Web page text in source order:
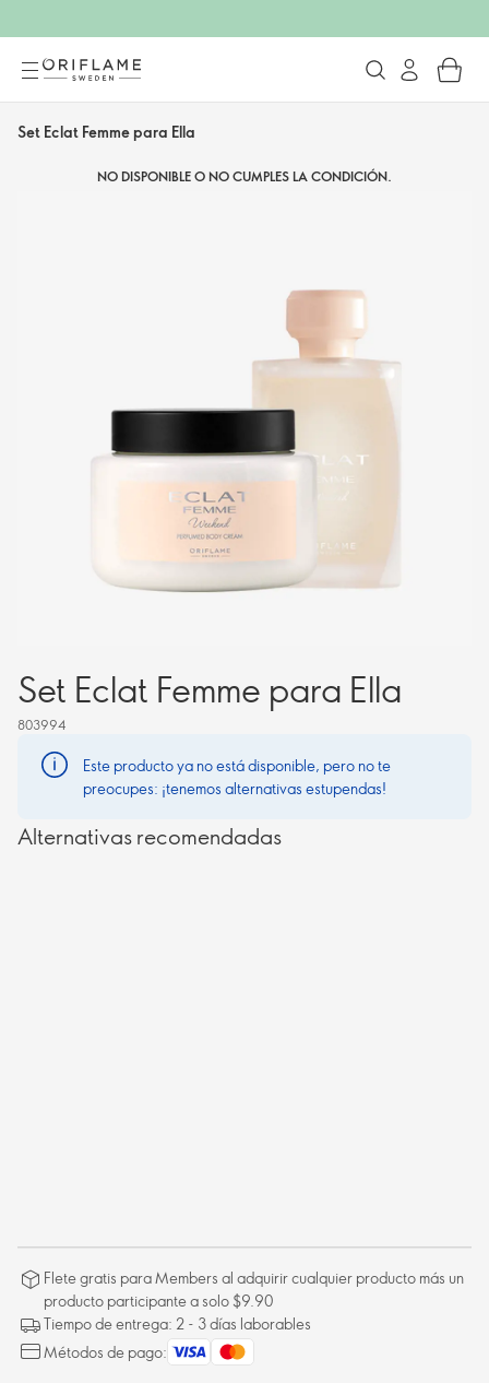
Set Eclat Femme para Ella
NO DISPONIBLE O NO CUMPLES LA CONDICIÓN.
Set Eclat Femme para Ella
803994
Este producto ya no está disponible, pero no te
preocupes: ¡tenemos alternativas estupendas!
Alternativas recomendadas
Flete gratis para Members al adquirir cualquier producto más un
producto participante a solo $9.90
Tiempo de entrega: 2 - 3 días laborables
Métodos de pago: